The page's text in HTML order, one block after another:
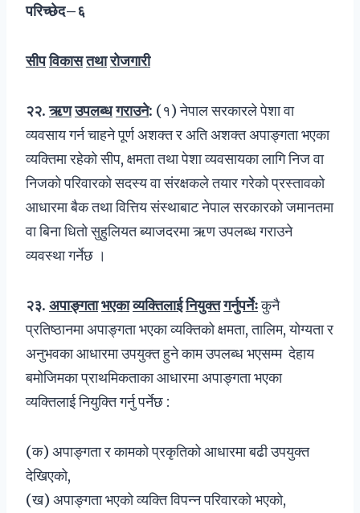
परिच्छेद–६
सीपविकासतथारोजगारी
२२.ऋणउपलब्धगराउने: (१) नेपाल सरकारले पेशा वा
व्यवसाय गर्न चाहने पूर्ण अशक्त र अति अशक्त अपाङ्गता भएका
व्यक्तिमा रहेको सीप, क्षमता तथा पेशा व्यवसायका लागि निज वा
निजको परिवारको सदस्य वा संरक्षकले तयार गरेको प्रस्तावको
आधारमा बैक तथा वित्तिय संस्थाबाट नेपाल सरकारको जमानतमा
वा बिना धितो सुहुलियत ब्याजदरमा ऋण उपलब्ध गराउने
व्यवस्था गर्नेछ ।
२३. अपाङ्गताभएकाव्यक्तिलाईनियुक्तगर्नुपर्नेःकुनै
प्रतिष्ठानमा अपाङ्गता भएका व्यक्तिको क्षमता, तालिम, योग्यता र
अनुभवका आधारमा उपयुक्त हुने काम उपलब्ध भएसम्म देहाय
बमोजिमका प्राथमिकताका आधारमा अपाङ्गता भएका
व्यक्तिलाई नियुक्ति गर्नु पर्नेछ :
(क) अपाङ्गता र कामको प्रकृतिको आधारमा बढी उपयुक्त
देखिएको,
(ख) अपाङ्गता भएको व्यक्ति विपन्न परिवारको भएको,